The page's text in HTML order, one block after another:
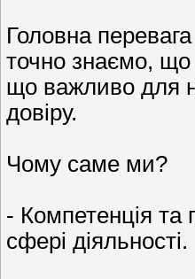
Головна
точно знаємо, що
що важливо для
довіру.
Чому саме ми?
- Компетенція та
сфері діяльності.